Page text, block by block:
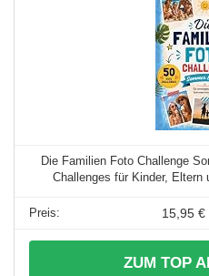
Die Familien Foto Challenge
Challenges für Kinder, Eltern
15,95 €
ZUM TOP